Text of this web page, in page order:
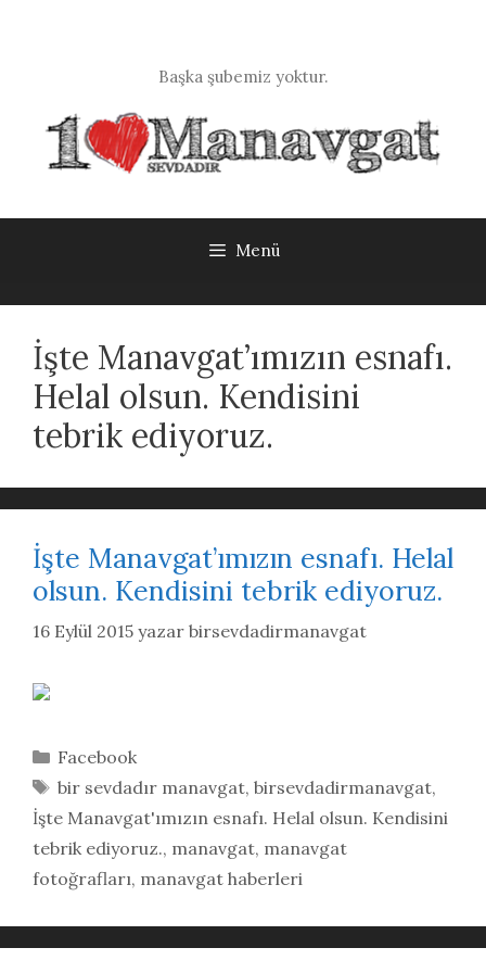
Başka şubemiz yoktur.
Menü
İşte Manavgat’ımızın esnafı.
Helal olsun. Kendisini
tebrik ediyoruz.
İşte Manavgat’ımızın esnafı. Helal
olsun. Kendisini tebrik ediyoruz.
16 Eylül 2015 yazar birsevdadirmanavgat
Kategoriler
Facebook
Etiketler
bir sevdadır manavgat, birsevdadirmanavgat,
İşte Manavgat'ımızın esnafı. Helal olsun. Kendisini
tebrik ediyoruz., manavgat, manavgat
fotoğrafları, manavgat haberleri